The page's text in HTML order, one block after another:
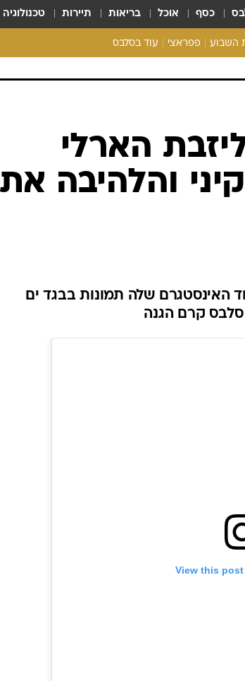
כסף אוכל בריאות תיירות טכנולוגיה
השבוע פפראצי עוד בסלבס
רכלו לנו
הארלי
והלהיבה את
בת ה-57 העלתה לעמוד האינסטגרם שלה תמונות בבגד ים
סלבס קרם הגנה
View this